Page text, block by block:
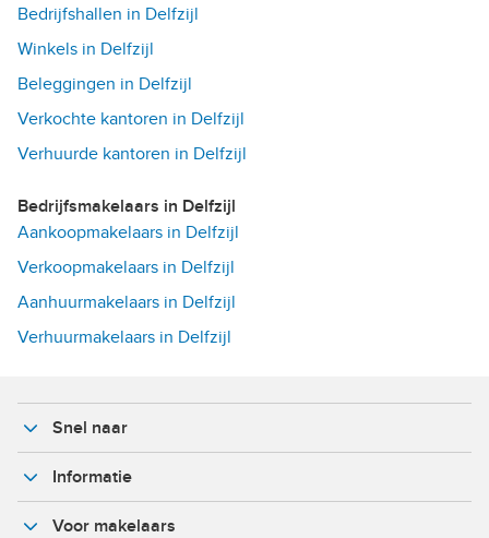
Bedrijfshallen in Delfzijl
Winkels in Delfzijl
Beleggingen in Delfzijl
Verkochte kantoren in Delfzijl
Verhuurde kantoren in Delfzijl
Bedrijfsmakelaars in Delfzijl
Aankoopmakelaars in Delfzijl
Verkoopmakelaars in Delfzijl
Aanhuurmakelaars in Delfzijl
Verhuurmakelaars in Delfzijl
Snel naar
Informatie
Voor makelaars